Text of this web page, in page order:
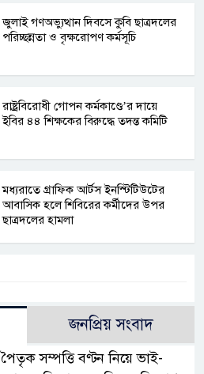
জুলাই গণঅভ্যুত্থান দিবসে কুবি ছাত্রদলের
পরিচ্ছন্নতা ও বৃক্ষরোপণ কর্মসূচি
রাষ্ট্রবিরোধী গোপন কর্মকাণ্ডে’র দায়ে
ইবির ৪৪ শিক্ষকের বিরুদ্ধে তদন্ত কমিটি
মধ্যরাতে গ্রাফিক আর্টস ইনস্টিটিউটের
আবাসিক হলে শিবিরের কর্মীদের উপর
ছাত্রদলের হামলা
জনপ্রিয় সংবাদ
পৈতৃক সম্পত্তি বণ্টন নিয়ে ভাই-